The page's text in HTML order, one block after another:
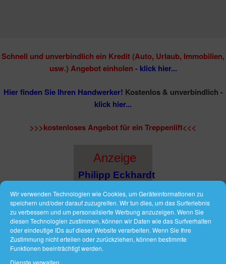
Wir verwenden Technologien wie Cookies, um Geräteinformationen zu
speichern und/oder darauf zuzugreifen. Wir tun dies, um das Surferlebnis
zu verbessern und um personalisierte Werbung anzuzeigen. Wenn Sie
diesen Technologien zustimmen, können wir Daten wie das Surfverhalten
oder eindeutige IDs auf dieser Website verarbeiten. Wenn Sie Ihre
Zustimmung nicht erteilen oder zurückziehen, können bestimmte
Funktionen beeinträchtigt werden.
Dienste verwalten
Schnell und unverbindlich ein Kredit (Auto, Urlaub, Immobilien,
usw.) Angebot einholen -klick hier...
Hier finden Sie Ihren Handwerker! Kostenlos & unverbindlich -
klick hier...
>>>kostenloses Angebot für ein Treppenlift<<<
Anzeige
Philipp Eckhardt
Immobilien-&
Baufinanzierungs
Makler bei
Magdeburg